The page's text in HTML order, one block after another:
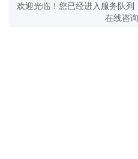
欢迎光临！您已经进入服务队
在线咨询